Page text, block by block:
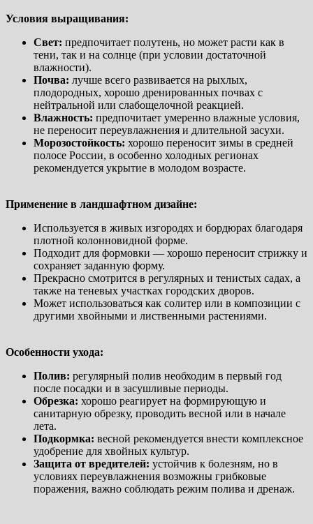
Условия выращивания:
Свет: предпочитает полутень, но может расти как в
тени, так и на солнце (при условии достаточной
влажности).
Почва: лучше всего развивается на рыхлых,
плодородных, хорошо дренированных почвах с
нейтральной или слабощелочной реакцией.
Влажность: предпочитает умеренно влажные условия,
не переносит переувлажнения и длительной засухи.
Морозостойкость: хорошо переносит зимы в средней
полосе России, в особенно холодных регионах
рекомендуется укрытие в молодом возрасте.
Применение в ландшафтном дизайне:
Используется в живых изгородях и бордюрах благодаря
плотной колонновидной форме.
Подходит для формовки — хорошо переносит стрижку и
сохраняет заданную форму.
Прекрасно смотрится в регулярных и тенистых садах, а
также на теневых участках городских дворов.
Может использоваться как солитер или в композиции с
другими хвойными и лиственными растениями.
Особенности ухода:
Полив: регулярный полив необходим в первый год
после посадки и в засушливые периоды.
Обрезка: хорошо реагирует на формирующую и
санитарную обрезку, проводить весной или в начале
лета.
Подкормка: весной рекомендуется внести комплексное
удобрение для хвойных культур.
Защита от вредителей: устойчив к болезням, но в
условиях переувлажнения возможны грибковые
поражения, важно соблюдать режим полива и дренаж.